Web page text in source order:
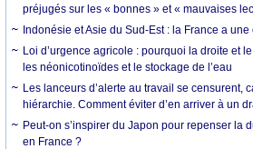
préjugés sur les « bonnes » et « mauvaises
Indonésie et Asie du Sud-Est : la France a
Loi d’urgence agricole : pourquoi la droite et
les néonicotinoïdes et le stockage de l’eau
Les lanceurs d’alerte au travail se censurent,
hiérarchie. Comment éviter d’en arriver à un
Peut-on s’inspirer du Japon pour repenser la
en France ?